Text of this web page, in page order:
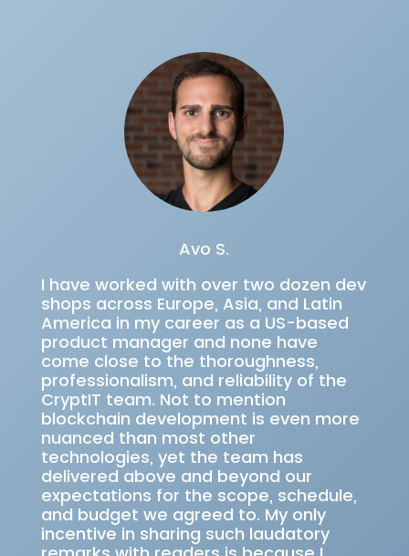
Avo S.
I have worked with over two dozen dev
shops across Europe, Asia, and Latin
America in my career as a US-based
product manager and none have
come close to the thoroughness,
professionalism, and reliability of the
CryptIT team. Not to mention
blockchain development is even more
nuanced than most other
technologies, yet the team has
delivered above and beyond our
expectations for the scope, schedule,
and budget we agreed to. My only
incentive in sharing such laudatory